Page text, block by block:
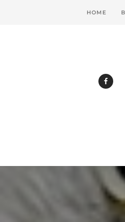
HOME